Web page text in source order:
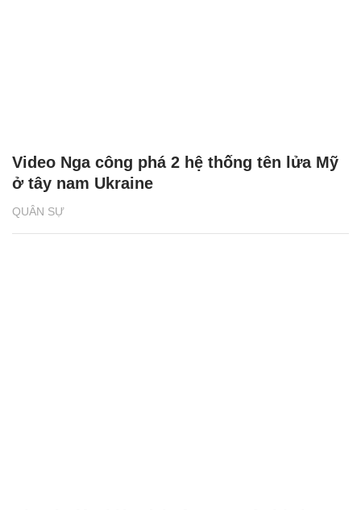
QUÂN SỰ
Video Nga công phá 2 hệ thống tên lửa Mỹ
ở tây nam Ukraine